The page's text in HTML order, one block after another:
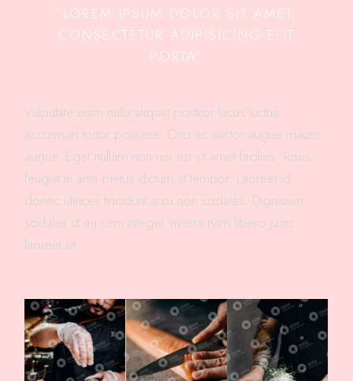
“LOREM IPSUM DOLOR SIT AMET,
CONSECTETUR ADIPISICING ELIT
PORTA”
Vulputate enim nulla aliquet porttitor lacus luctus
accumsan tortor posuere. Orci ac auctor augue mauris
augue. Eget nullam non nisi est sit amet facilisis. Risus
feugiat in ante metus dictum at tempor. Laoreet id
donec ultrices tincidunt arcu non sodales. Dignissim
sodales ut eu sem integer viverra nam libero justo
laoreet sit.